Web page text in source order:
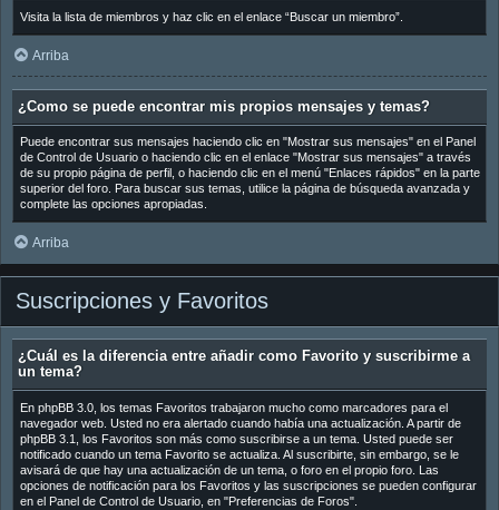
Visita la lista de miembros y haz clic en el enlace “Buscar un miembro”.
Arriba
¿Como se puede encontrar mis propios mensajes y temas?
Puede encontrar sus mensajes haciendo clic en "Mostrar sus mensajes" en el Panel
de Control de Usuario o haciendo clic en el enlace "Mostrar sus mensajes" a través
de su propio página de perfil, o haciendo clic en el menú "Enlaces rápidos" en la parte
superior del foro. Para buscar sus temas, utilice la página de búsqueda avanzada y
complete las opciones apropiadas.
Arriba
Suscripciones y Favoritos
¿Cuál es la diferencia entre añadir como Favorito y suscribirme a
un tema?
En phpBB 3.0, los temas Favoritos trabajaron mucho como marcadores para el
navegador web. Usted no era alertado cuando había una actualización. A partir de
phpBB 3.1, los Favoritos son más como suscribirse a un tema. Usted puede ser
notificado cuando un tema Favorito se actualiza. Al suscribirte, sin embargo, se le
avisará de que hay una actualización de un tema, o foro en el propio foro. Las
opciones de notificación para los Favoritos y las suscripciones se pueden configurar
en el Panel de Control de Usuario, en "Preferencias de Foros".